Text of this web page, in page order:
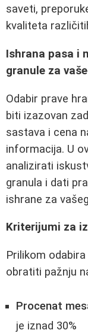
saveti,
kvaliteta
Ishrana pasa i
granule za
Odabir prave
biti izazovan
sastava i cena
informacija. U
analizirati
granula i dati
ishrane za
Kriterijumi za
Prilikom
obratiti pažnju
Procenat
je iznad 30%